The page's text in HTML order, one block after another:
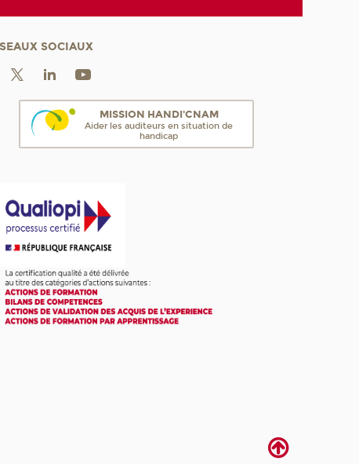
SOCIAUX
MISSION HANDI'CNAM
Aider les auditeurs en situation de
handicap